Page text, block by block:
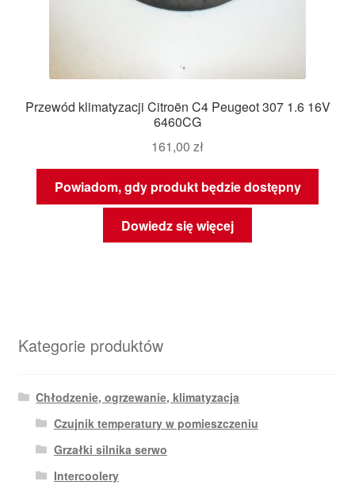
Przewód klimatyzacji Citroën C4 Peugeot 307 1.6 16V
6460CG
161,00 zł
Powiadom, gdy produkt będzie dostępny
Dowiedz się więcej
Kategorie produktów
Chłodzenie, ogrzewanie, klimatyzacja
Czujnik temperatury w pomieszczeniu
Grzałki silnika serwo
Intercoolery